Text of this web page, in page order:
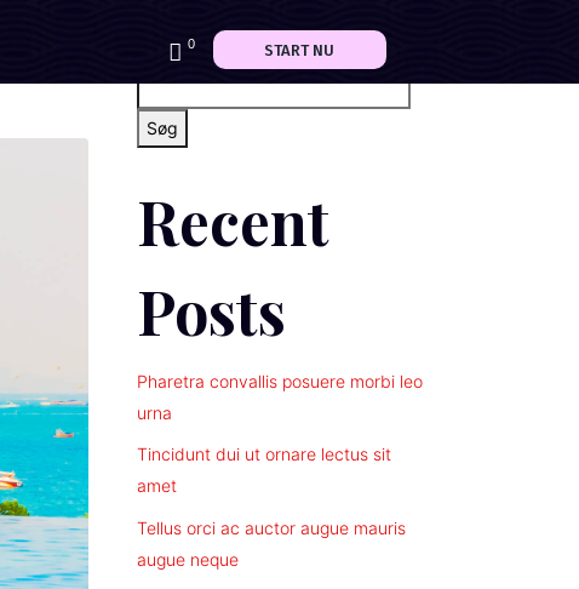
0 START NU
Søg
Recent
Posts
Pharetra convallis posuere morbi leo
urna
Tincidunt dui ut ornare lectus sit
amet
Tellus orci ac auctor augue mauris
augue neque